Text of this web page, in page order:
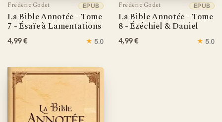
Frédéric Godet
La Bible Annotée - Tome
7 - Ésaïe à Lamentations
EPUB
4,99 € ★ 5.0
Frédéric Godet
La Bible Annotée - Tome
8 - Ézéchiel & Daniel
EPUB
4,99 € ★ 5.0